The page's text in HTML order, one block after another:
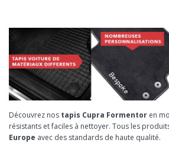
Découvrez nos tapis Cupra Formentor en
résistants et faciles à nettoyer. Tous les
Europe avec des standards de haute qualité.